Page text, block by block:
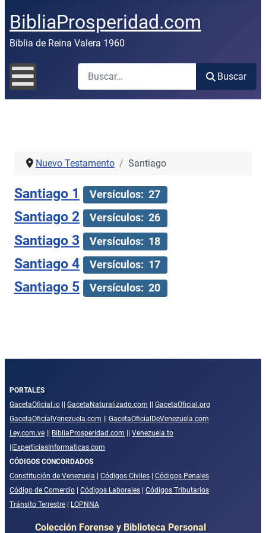
BibliaProsperidad.com
Biblia de Reina Valera 1960
Buscar
Buscar
Nuevo Testamento Santiago
Santiago 1 Versículos: 27
Santiago 2 Versículos: 26
Santiago 3 Versículos: 18
Santiago 4 Versículos: 17
Santiago 5 Versículos: 20
PORTALES
GacetaOficial.io
GacetaNaturalizado.com
GacetaOficial.org
GacetaOficialVenezuela.com
GacetaOficialDeVenezuela.com
Ley.com.ve
BibliaProsperidad.com
Venezuela.to
ExperticiasInformaticas.com
CÓDIGOS CONCORDADOS
Constitución de Venezuela
Códigos Civiles
Códigos Penales
Código de Comercio
Códigos Laborales
Códigos Tributarios
Tránsito Terrestre
LOPNNA
Colección Forense y Biblioteca Personal